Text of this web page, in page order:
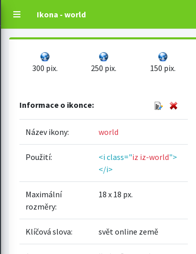
Ikona - world
300 pix. 250 pix. 150 pix.
Informace o ikonce:
Název ikony: world
Použití: <i class="iz iz-world">
</i>
Maximální
rozměry:
18 x 18 px.
Klíčová slova: svět online země